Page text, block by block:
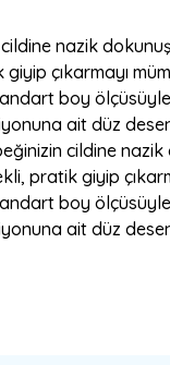
nazik
çıkarmayı
boy
ait düz
cildine
pratik giyip
boy
ait düz